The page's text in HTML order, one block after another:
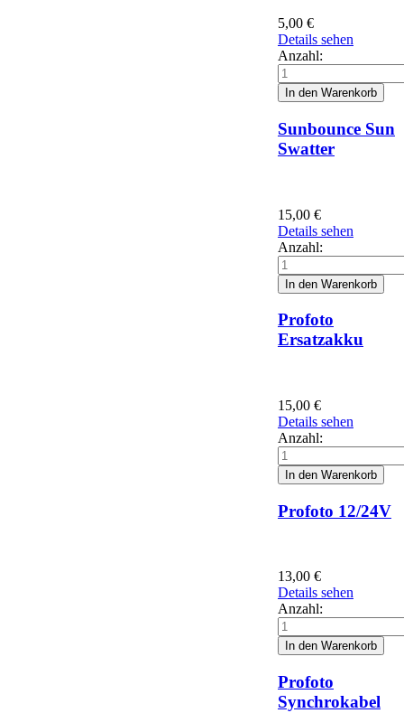
5,00 €
Details sehen
Anzahl:
Sunbounce Sun
Swatter
15,00 €
Details sehen
Anzahl:
Profoto
Ersatzakku
15,00 €
Details sehen
Anzahl:
Profoto 12/24V
13,00 €
Details sehen
Anzahl:
Profoto
Synchrokabel